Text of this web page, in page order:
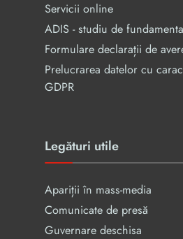
Servicii online
ADIS - studiu de
Formulare declarații de
Prelucrarea datelor cu
GDPR
Legături utile
Apariții în mass-media
Comunicate de presă
Guvernare deschisa